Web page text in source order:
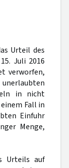
Urteil des
Juli 2016
verworfen,
in nicht
Fall in
Einfuhr
Menge,
Urteils auf